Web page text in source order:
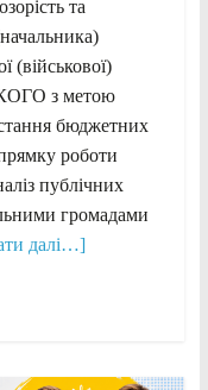
та
(військової)
з метою
бюджетних
роботи
публічних
громадами
далі…]